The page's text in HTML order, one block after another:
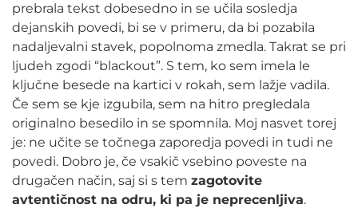
prebrala tekst dobesedno in se učila sosledja
dejanskih povedi, bi se v primeru, da bi pozabila
nadaljevalni stavek, popolnoma zmedla. Takrat se pri
ljudeh zgodi “blackout”. S tem, ko sem imela le
ključne besede na kartici v rokah, sem lažje vadila.
Če sem se kje izgubila, sem na hitro pregledala
originalno besedilo in se spomnila. Moj nasvet torej
je: ne učite se točnega zaporedja povedi in tudi ne
povedi. Dobro je, če vsakič vsebino poveste na
drugačen način, saj si s tem zagotovite
avtentičnost na odru, ki pa je neprecenljiva.